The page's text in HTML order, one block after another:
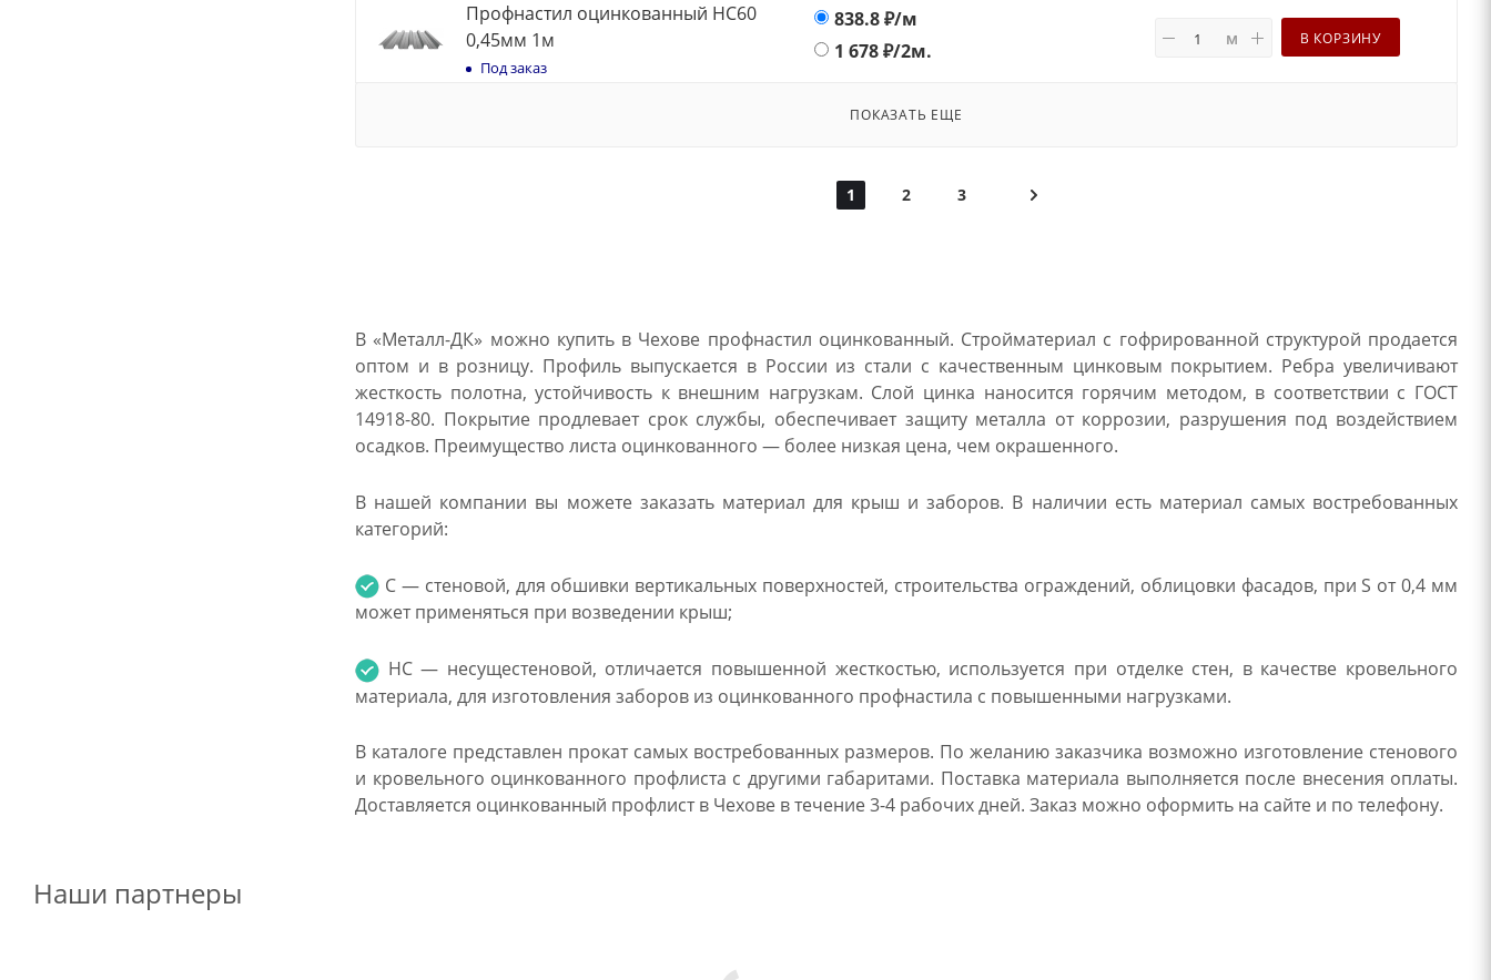
Профнастил оцинкованный НС60
0,45мм 1м
Под заказ
838.8₽/м
1 678₽/2м.
м В КОРЗИНУ
ПОКАЗАТЬ ЕЩЕ
1 2 3
В «Металл-ДК» можно купить в Чехове профнастил оцинкованный. Стройматериал с гофрированной структурой продается
оптом и в розницу. Профиль выпускается в России из стали с качественным цинковым покрытием. Ребра увеличивают
жесткость полотна, устойчивость к внешним нагрузкам. Слой цинка наносится горячим методом, в соответствии с ГОСТ
14918-80. Покрытие продлевает срок службы, обеспечивает защиту металла от коррозии, разрушения под воздействием
осадков. Преимущество листа оцинкованного — более низкая цена, чем окрашенного.
В нашей компании вы можете заказать материал для крыш и заборов. В наличии есть материал самых востребованных
категорий:
С — стеновой, для обшивки вертикальных поверхностей, строительства ограждений, облицовки фасадов, при S от 0,4 мм
может применяться при возведении крыш;
НС — несущестеновой, отличается повышенной жесткостью, используется при отделке стен, в качестве кровельного
материала, для изготовления заборов из оцинкованного профнастила с повышенными нагрузками.
В каталоге представлен прокат самых востребованных размеров. По желанию заказчика возможно изготовление стенового
и кровельного оцинкованного профлиста с другими габаритами. Поставка материала выполняется после внесения оплаты.
Доставляется оцинкованный профлист в Чехове в течение 3-4 рабочих дней. Заказ можно оформить на сайте и по телефону.
Наши партнеры